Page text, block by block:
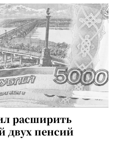
расширить
двух пенсий